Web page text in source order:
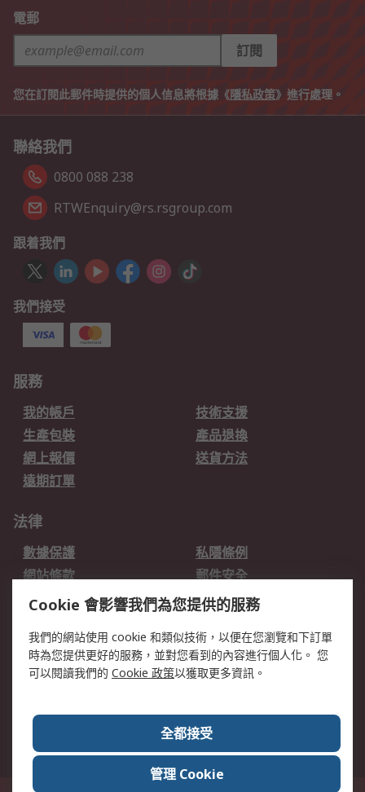
電郵
訂閱
您在訂閱此郵件時提供的個人信息將根據《隱私政策》進行處理。
聯絡我們
0800 088 238
RTWEnquiry@rs.rsgroup.com
跟着我們
我們接受
服務
我的帳戶
技術支援
生產包裝
產品退換
網上報價
送貨方法
遠期訂單
法律
數據保護
私隱條例
網站條款
郵件安全
销售条款和条件
關於RS
RS的歷史
關於RS
加入我們
新聞中心
RS銷售條款
Cookie 會影響我們為您提供的服務
我們的網站使用 cookie 和類似技術，以便在您瀏覽和下訂單
時為您提供更好的服務，並對您看到的內容進行個人化。 您
可以閱讀我們的 Cookie 政策以獲取更多資訊。
全都接受
管理 Cookie